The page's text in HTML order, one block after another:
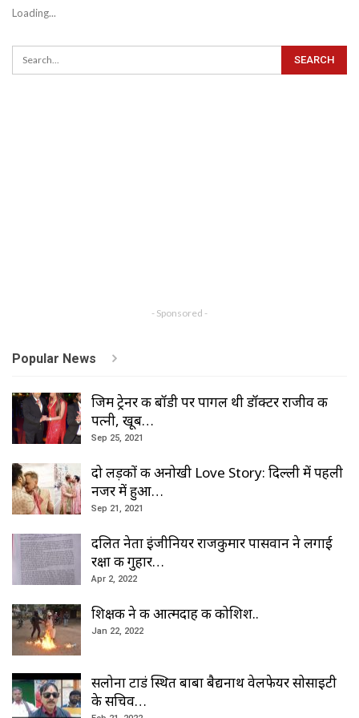
Loading...
- Sponsored -
Popular News
जिम ट्रेनर की बॉडी पर पागल थी डॉक्टर राजीव की
पत्नी, खूब…
Sep 25, 2021
दो लड़कों की अनोखी Love Story: दिल्ली में पहली
नजर में हुआ…
Sep 21, 2021
दलित नेता इंजीनियर राजकुमार पासवान ने लगाई
रक्षा की गुहार…
Apr 2, 2022
शिक्षक ने की आत्मदाह की कोशिश..
Jan 22, 2022
सलोना टाडं स्थित बाबा बैद्यनाथ वेलफेयर सोसाइटी
के सचिव…